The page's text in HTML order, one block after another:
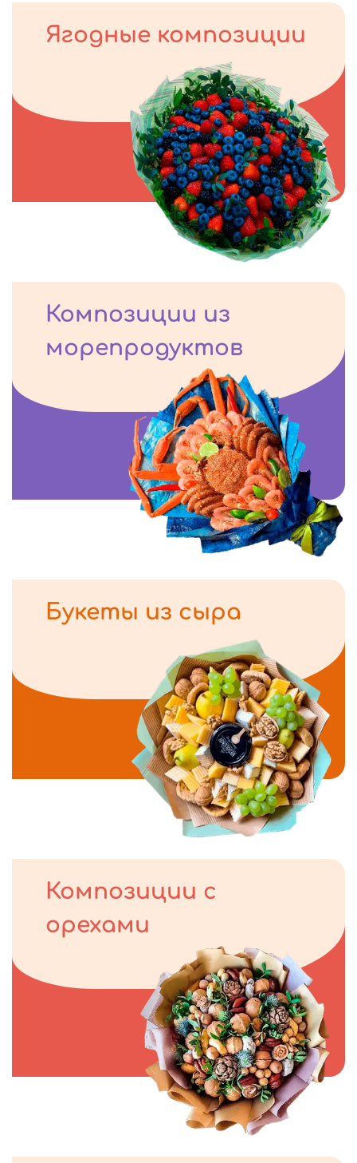
Ягодные композиции
Композиции из
морепродуктов
Букеты из сыра
Композиции с
орехами